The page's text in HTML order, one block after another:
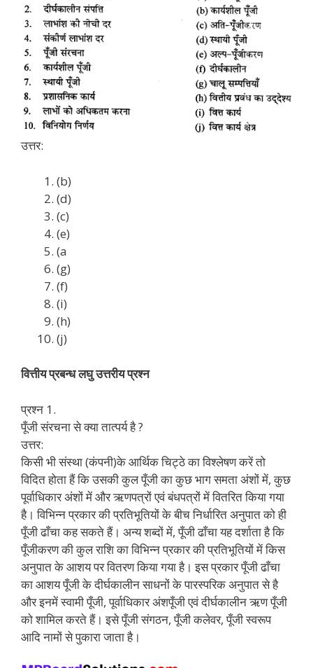
उत्तर:
(b)
(d)
(c)
(e)
(a
(g)
(f)
(i)
(h)
(j)
वित्तीय प्रबन्ध लघु उत्तरीय प्रश्न
प्रश्न 1.
पूँजी संरचना से क्या तात्पर्य है ?
उत्तर:
किसी भी संस्था (कंपनी)के आर्थिक चिट्ठे का विश्लेषण करें तो
विदित होता हैं कि उसकी कुल पूँजी का कुछ भाग समता अंशों में, कुछ
पूर्वाधिकार अंशों में और ऋणपत्रों एवं बंधपत्रों में वितरित किया गया
है। विभिन्न प्रकार की प्रतिभूतियों के बीच निर्धारित अनुपात को ही
पूँजी ढाँचा कह सकते हैं। अन्य शब्दों में, पूँजी ढाँचा यह दर्शाता है कि
पूँजीकरण की कुल राशि का विभिन्न प्रकार की प्रतिभूतियों में किस
अनुपात के आशय पर वितरण किया गया है। इस प्रकार पूँजी ढाँचा
का आशय पूँजी के दीर्घकालीन साधनों के पारस्परिक अनुपात से है
और इनमें स्वामी पूँजी, पूर्वाधिकार अंशपूँजी एवं दीर्घकालीन ऋण पूँजी
को शामिल करते हैं। इसे पूँजी संगठन, पूँजी कलेवर, पूँजी स्वरूप
आदि नामों से पुकारा जाता है।